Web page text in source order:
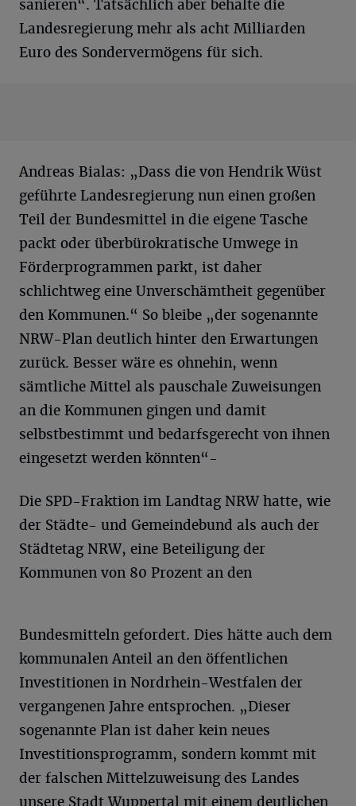
sanieren“. Tatsächlich aber behalte die
Landesregierung mehr als acht Milliarden
Euro des Sondervermögens für sich.
Andreas Bialas: „Dass die von Hendrik Wüst
geführte Landesregierung nun einen großen
Teil der Bundesmittel in die eigene Tasche
packt oder überbürokratische Umwege in
Förderprogrammen parkt, ist daher
schlichtweg eine Unverschämtheit gegenüber
den Kommunen.“ So bleibe „der sogenannte
NRW-Plan deutlich hinter den Erwartungen
zurück. Besser wäre es ohnehin, wenn
sämtliche Mittel als pauschale Zuweisungen
an die Kommunen gingen und damit
selbstbestimmt und bedarfsgerecht von ihnen
eingesetzt werden könnten“-
Die SPD-Fraktion im Landtag NRW hatte, wie
der Städte- und Gemeindebund als auch der
Städtetag NRW, eine Beteiligung der
Kommunen von 80 Prozent an den
Bundesmitteln gefordert. Dies hätte auch dem
kommunalen Anteil an den öffentlichen
Investitionen in Nordrhein-Westfalen der
vergangenen Jahre entsprochen. „Dieser
sogenannte Plan ist daher kein neues
Investitionsprogramm, sondern kommt mit
der falschen Mittelzuweisung des Landes
unsere Stadt Wuppertal mit einem deutlichen